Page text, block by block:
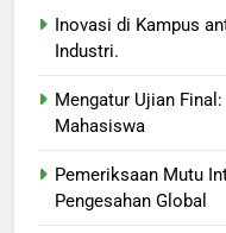
Inovasi di Kampus
Industri.
Mengatur Ujian
Mahasiswa
Pemeriksaan Mutu
Pengesahan Global